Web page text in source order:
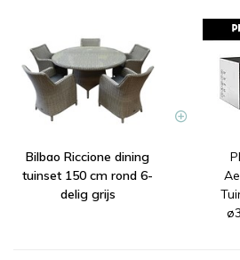
Bilbao Riccione dining
tuinset 150 cm rond 6-
delig grijs